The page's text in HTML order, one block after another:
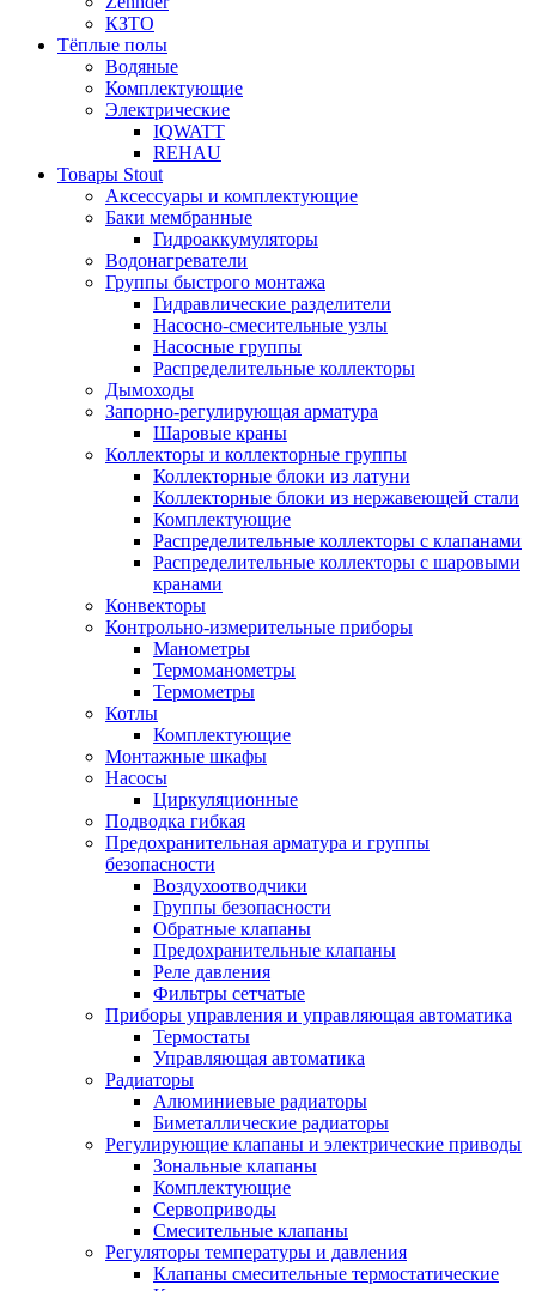
КЗТО
Тёплые полы
Водяные
Комплектующие
Электрические
IQWATT
REHAU
Товары Stout
Аксессуары и комплектующие
Баки мембранные
Гидроаккумуляторы
Водонагреватели
Группы быстрого монтажа
Гидравлические разделители
Насосно-смесительные узлы
Насосные группы
Распределительные коллекторы
Дымоходы
Запорно-регулирующая арматура
Шаровые краны
Коллекторы и коллекторные группы
Коллекторные блоки из латуни
Коллекторные блоки из нержавеющей стали
Комплектующие
Распределительные коллекторы с клапанами
Распределительные коллекторы с шаровыми
кранами
Конвекторы
Контрольно-измерительные приборы
Манометры
Термоманометры
Термометры
Котлы
Комплектующие
Монтажные шкафы
Насосы
Циркуляционные
Подводка гибкая
Предохранительная арматура и группы
безопасности
Воздухоотводчики
Группы безопасности
Обратные клапаны
Предохранительные клапаны
Реле давления
Фильтры сетчатые
Приборы управления и управляющая автоматика
Термостаты
Управляющая автоматика
Радиаторы
Алюминиевые радиаторы
Биметаллические радиаторы
Регулирующие клапаны и электрические приводы
Зональные клапаны
Комплектующие
Сервоприводы
Смесительные клапаны
Регуляторы температуры и давления
Клапаны смесительные термостатические